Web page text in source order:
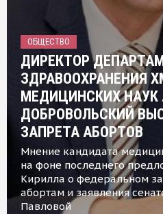
ОБЩЕСТВО
ДИРЕКТОР
ЗДРАВООХРАНЕНИЯ
МЕДИЦИНСКИХ НАУК
ДОБРОВОЛЬСКИЙ
ЗАПРЕТА АБОРТОВ
Мнение кандидата
на фоне последнего
Кирилла о федеральном
абортам и заявления
Павловой